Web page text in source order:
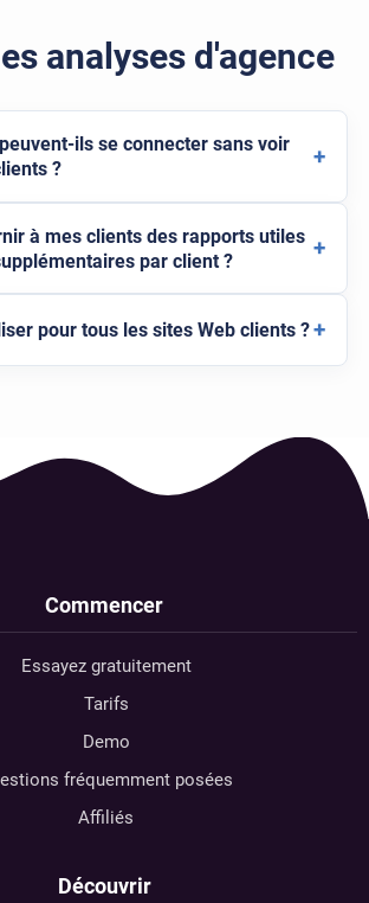
analyses d'agence
ils se connecter sans voir
?
+
à mes clients des rapports utiles
par client ?
+
pour tous les sites Web clients ? +
Commencer
Essayez gratuitement
Tarifs
Demo
fréquemment posées
Affiliés
Découvrir